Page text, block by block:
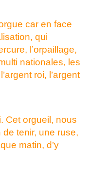
car en face
qui
l’orpaillage,
nationales, les
roi, l’argent
Cet orgueil, nous
de tenir, une ruse,
matin, d’y